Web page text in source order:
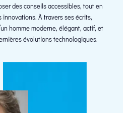
des conseils accessibles, tout en
innovations. À travers ses écrits,
homme moderne, élégant, actif, et
évolutions technologiques.